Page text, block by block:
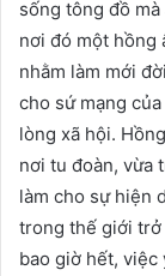
sống tông đồ
nơi đó một hồng
nhằm làm mới
cho sứ mạng
lòng xã hội.
nơi tu đoàn, vừa
làm cho sự hiện
trong thế giới trở
bao giờ hết,